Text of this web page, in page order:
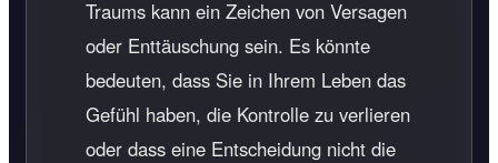
Traums kann ein Zeichen von Versagen
oder Enttäuschung sein. Es könnte
bedeuten, dass Sie in Ihrem Leben das
Gefühl haben, die Kontrolle zu verlieren
oder dass eine Entscheidung nicht die